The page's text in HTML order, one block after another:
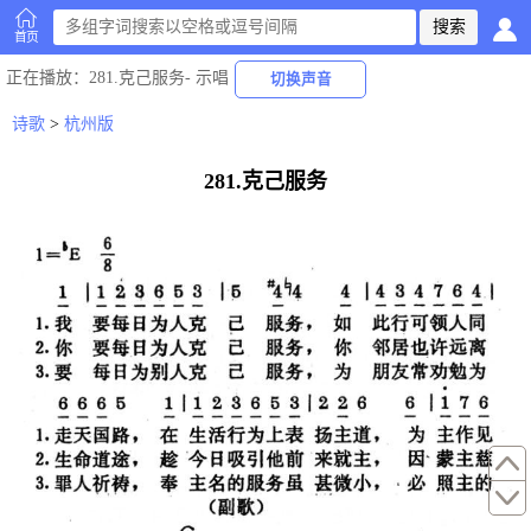
首页
正在播放：281.克己服务- 示唱 切换声音
诗歌 > 杭州版
281.克己服务